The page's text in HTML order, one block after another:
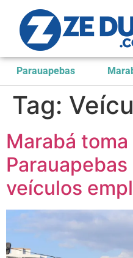
Parauapebas
Tag:
Marabá toma
veículos